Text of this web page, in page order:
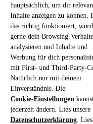
hauptsächlich, um dir
Inhalte anzeigen zu können.
das richtig funktioniert,
gerne dein Browsing-
analysieren und Inhalte und
Werbung für dich
mit First- und Third-Party-
Natürlich nur mit deinem
Einverständnis. Die
Cookie-Einstellungen
jederzeit ändern. Lies unsere
Datenschutzerklärung.
| i5-1245U |
| US